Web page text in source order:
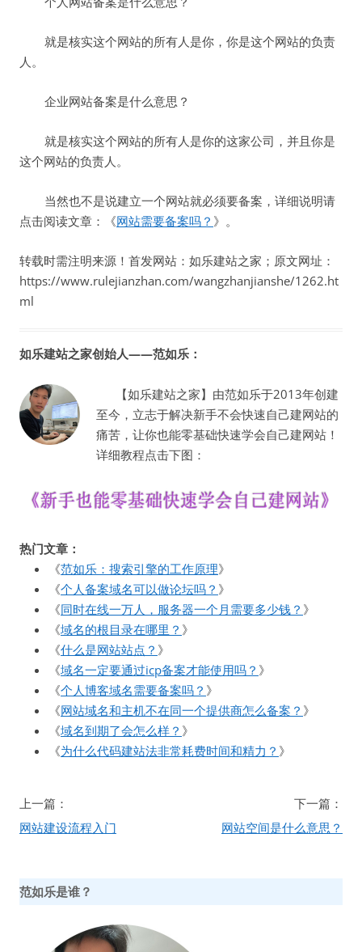
就是核实这个网站的所有人是你，你是这个网站的负责
人。
企业网站备案是什么意思？
就是核实这个网站的所有人是你的这家公司，并且你是
这个网站的负责人。
当然也不是说建立一个网站就必须要备案，详细说明请
点击阅读文章：《网站需要备案吗？ 》。
转载时需注明来源！首发网站：如乐建站之家；原文网址：
https://www.rulejianzhan.com/wangzhanjianshe/1262.ht
ml
如乐建站之家创始人——范如乐：
【如乐建站之家】由范如乐于2013年创建
至今，立志于解决新手不会快速自己建网站的
痛苦，让你也能零基础快速学会自己建网站！
详细教程点击下图：
热门文章：
《范如乐：搜索引擎的工作原理》
《个人备案域名可以做论坛吗？ 》
《同时在线一万人，服务器一个月需要多少钱？ 》
《域名的根目录在哪里？ 》
《什么是网站站点？ 》
《域名一定要通过icp备案才能使用吗？ 》
《个人博客域名需要备案吗？ 》
《网站域名和主机不在同一个提供商怎么备案？ 》
《域名到期了会怎么样？ 》
《为什么代码建站法非常耗费时间和精力？ 》
文
章
上一篇：
网站建设流程入门
下一篇：
网站空间是什么意思？
范如乐是谁？